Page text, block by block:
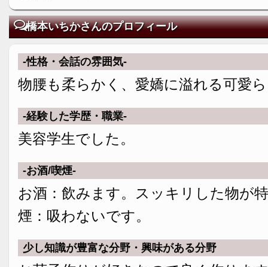
橋本いちかさんのプロフィール
-性格・会話の雰囲気-
物腰も柔らかく、愛嬌に溢れる可愛
-経験した学歴・職業-
美容学生でした。
-お酒/喫煙-
お酒：飲みます。スッキリした物が
煙：吸わないです。
少し知識が豊富な分野・興味がある分野